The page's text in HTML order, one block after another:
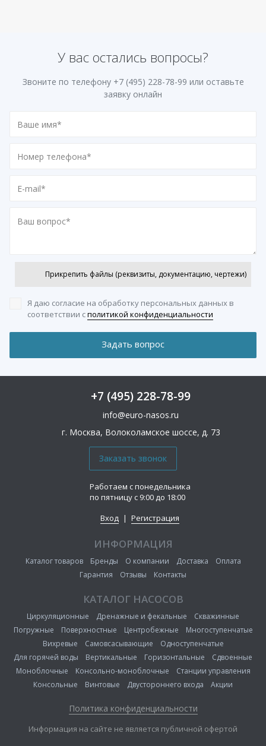
У вас остались вопросы?
Звоните по телефону +7 (495) 228-78-99 или оставьте
заявку онлайн
Прикрепить файлы (реквизиты, документацию, чертежи)
Я даю согласие на обработку персональных данных в
соответствии сполитикой конфиденциальности
+7 (495) 228-78-99
info@euro-nasos.ru
г. Москва, Волоколамское шоссе, д. 73
Работаем с понедельника
по пятницу с 9:00 до 18:00
Вход | Регистрация
ИНФОРМАЦИЯ
Каталог товаров Бренды О компании Доставка
Оплата
Гарантия
Отзывы Контакты
КАТАЛОГ НАСОСОВ
Циркуляционные Дренажные и фекальные
Скважинные
Погружные
Поверхностные Центробежные
Многоступенчатые
Вихревые
Самовсасывающие
Одноступенчатые
Для горячей воды
Вертикальные Горизонтальные
Сдвоенные
Моноблочные
Консольно-моноблочные
Станции управления
Консольные
Винтовые Двустороннего входа Акции
Политика конфиденциальности
Информация на сайте не является публичной офертой